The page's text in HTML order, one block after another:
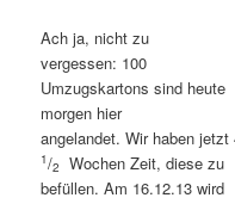
Ach ja, nicht zu
vergessen: 100
Umzugskartons sind heute
morgen hier
angelandet. Wir haben jetzt
1/2
Wochen Zeit, diese zu
befüllen. Am 16.12.13 wird